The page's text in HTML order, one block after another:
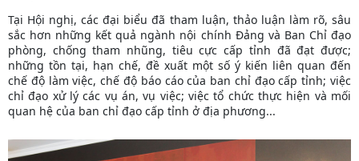
Tại Hội nghị, các đại biểu đã tham luận, thảo luận làm rõ, sâu
sắc hơn những kết quả ngành nội chính Đảng và Ban Chỉ đạo
phòng, chống tham nhũng, tiêu cực cấp tỉnh đã đạt được;
những tồn tại, hạn chế, đề xuất một số ý kiến liên quan đến
chế độ làm việc, chế độ báo cáo của ban chỉ đạo cấp tỉnh; việc
chỉ đạo xử lý các vụ án, vụ việc; việc tổ chức thực hiện và mối
quan hệ của ban chỉ đạo cấp tỉnh ở địa phương...